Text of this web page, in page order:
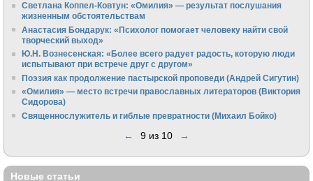
Светлана Коппел-Ковтун: «Омилия» — результат послушания
жизненным обстоятельствам
Анастасия Бондарук: «Психолог помогает человеку найти свой
творческий выход»
Ю.Н. Вознесенская: «Более всего радует радость, которую люди
испытывают при встрече друг с другом»
Поэзия как продолжение пастырской проповеди (Андрей Сигутин)
«Омилия» — место встречи православных литераторов (Виктория
Сидорова)
Священнослужитель и гиблые превратности (Михаил Бойко)
← 9 из 10 →
Новые статьи